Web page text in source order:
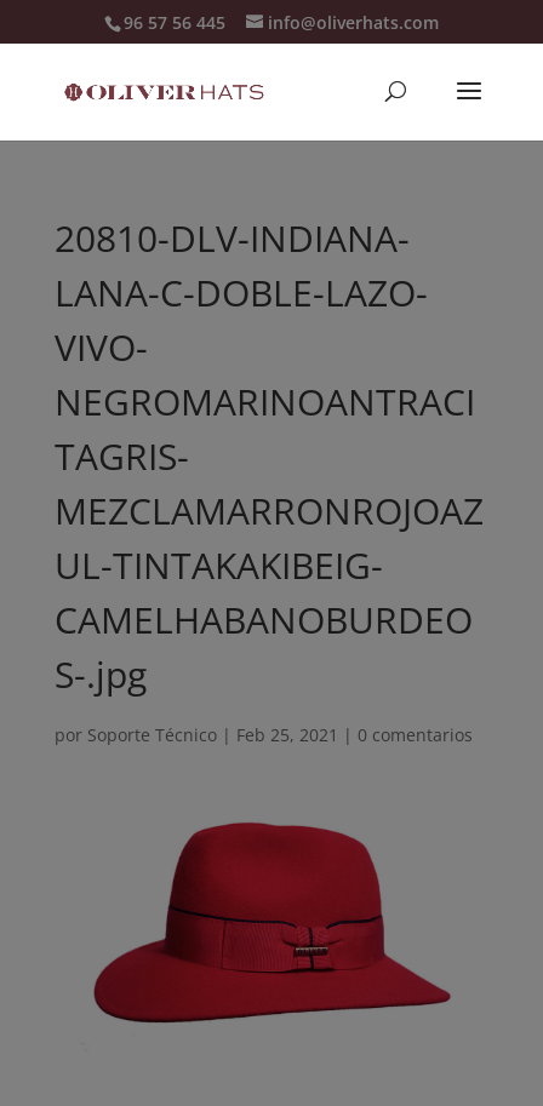
96 57 56 445 info@oliverhats.com
20810-DLV-INDIANA-
LANA-C-DOBLE-LAZO-
VIVO-
NEGROMARINOANTRACI
TAGRIS-
MEZCLAMARRONROJOAZ
UL-TINTAKAKIBEIG-
CAMELHABANOBURDEO
S-.jpg
por Soporte Técnico| Feb 25, 2021 | 0 comentarios